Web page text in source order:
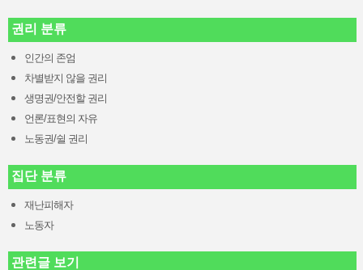
권리 분류
인간의 존엄
차별받지 않을 권리
생명권/안전할 권리
언론/표현의 자유
노동권/쉴 권리
집단 분류
재난피해자
노동자
관련글 보기